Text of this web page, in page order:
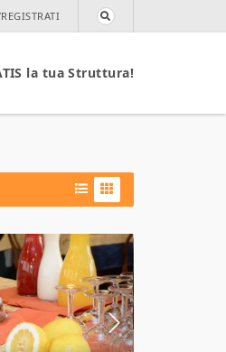
la tua Struttura!